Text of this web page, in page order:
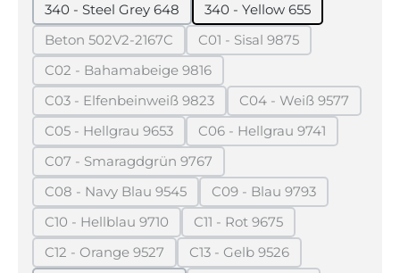
340 - Steel Grey 648
340 - Yellow 655
Beton 502V2-2167C
(Diese Option ist zurzeit nicht verfügbar.)
C01 - Sisal 9875
(Diese Option ist zurzeit
C02 - Bahamabeige 9816
(Diese Option ist zurzeit nicht verfügbar.)
C03 - Elfenbeinweiß 9823
(Diese Option ist zurzeit nicht verfügbar.)
C04 - Weiß 9577
(Diese Option ist
C05 - Hellgrau 9653
(Diese Option ist zurzeit nicht verfügbar.)
C06 - Hellgrau 9741
(Diese Option ist
C07 - Smaragdgrün 9767
(Diese Option ist zurzeit nicht verfügbar.)
C08 - Navy Blau 9545
(Diese Option ist zurzeit nicht verfügbar.)
C09 - Blau 9793
(Diese Option ist
C10 - Hellblau 9710
(Diese Option ist zurzeit nicht verfügbar.)
C11 - Rot 9675
(Diese Option ist zurzeit
C12 - Orange 9527
(Diese Option ist zurzeit nicht verfügbar.)
C13 - Gelb 9526
(Diese Option ist zurzeit